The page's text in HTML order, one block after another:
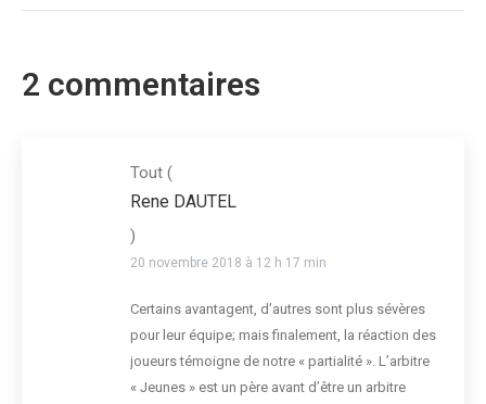
2 commentaires
Tout (
Rene DAUTEL
)
20 novembre 2018 à 12 h 17 min
Certains avantagent, d’autres sont plus sévères
pour leur équipe; mais finalement, la réaction des
joueurs témoigne de notre « partialité ». L’arbitre
« Jeunes » est un père avant d’être un arbitre